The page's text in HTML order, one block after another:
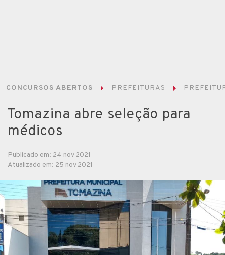
CONCURSOS ABERTOS PREFEITURAS
Tomazina abre seleção para
médicos
Publicado em: 24 nov 2021
Atualizado em: 25 nov 2021